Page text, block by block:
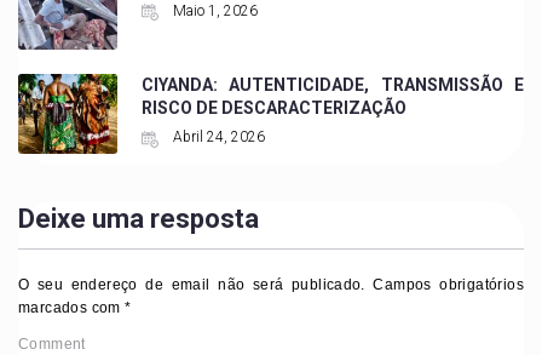
Maio 1, 2026
CIYANDA: AUTENTICIDADE, TRANSMISSÃO E
RISCO DE DESCARACTERIZAÇÃO
Abril 24, 2026
Deixe uma resposta
O seu endereço de email não será publicado.
Campos obrigatórios
marcados com*
Comment